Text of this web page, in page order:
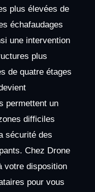
plus élevées de
échafaudages
une intervention
plus
de quatre étages
permettent un
difficiles
sécurité des
Chez Drone
votre disposition
pour vous